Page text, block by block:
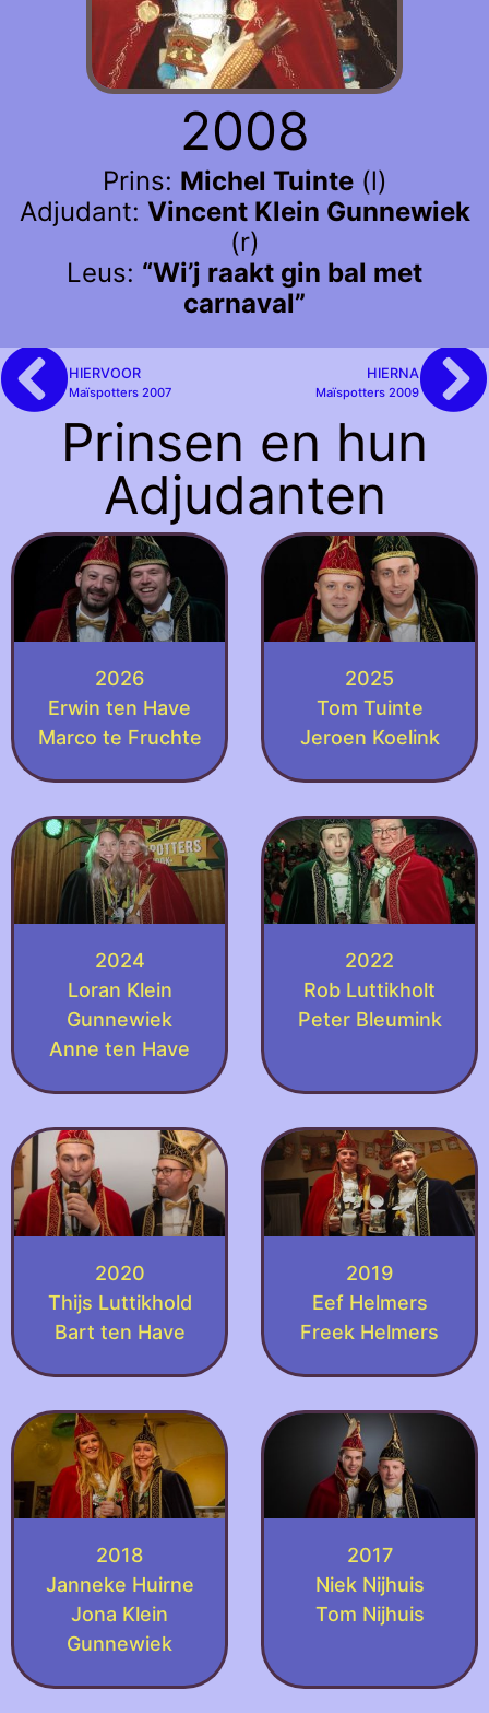
2008
Prins: Michel Tuinte(l)
Adjudant: Vincent Klein Gunnewiek
(r)
Leus: “Wi’j raakt gin bal met
carnaval”
HIERVOOR
Maïspotters 2007
HIERNA
Maïspotters 2009
Prinsen en hun
Adjudanten
2026
Erwin ten Have
Marco te Fruchte
2025
Tom Tuinte
Jeroen Koelink
2024
Loran Klein
Gunnewiek
Anne ten Have
2022
Rob Luttikholt
Peter Bleumink
2020
Thijs Luttikhold
Bart ten Have
2019
Eef Helmers
Freek Helmers
2018
Janneke Huirne
Jona Klein
Gunnewiek
2017
Niek Nijhuis
Tom Nijhuis